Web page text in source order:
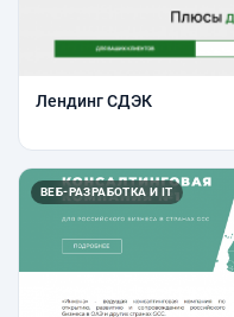
Лендинг СДЭК
ВЕБ-РАЗРАБОТКА И IT